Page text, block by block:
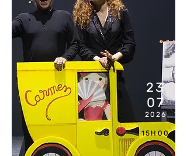
23
07
2026
15H00